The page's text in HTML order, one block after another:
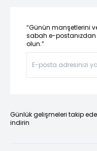
“Günün manşetlerini
sabah e-postanızdan
olun.”
Günlük gelişmeleri takip
indirin